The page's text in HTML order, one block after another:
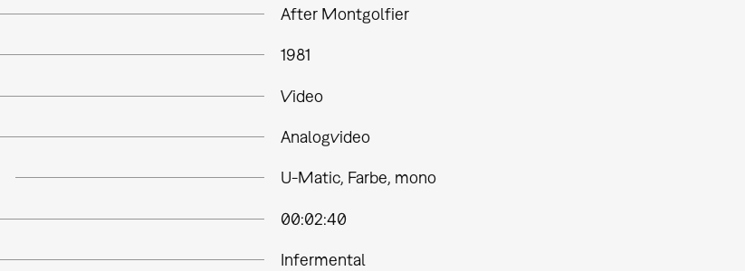
After Montgolfier
1981
Video
Analogvideo
U-Matic, Farbe, mono
00:02:40
Infermental